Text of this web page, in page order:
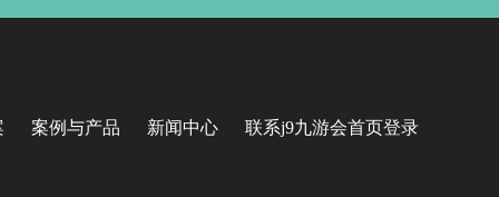
案例与产品 新闻中心 联系j9九游会首页登录